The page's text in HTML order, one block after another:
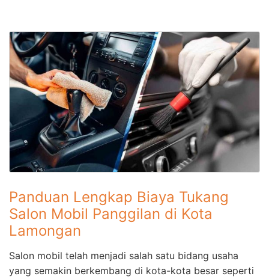
Panduan Lengkap Biaya Tukang
Salon Mobil Panggilan di Kota
Lamongan
Salon mobil telah menjadi salah satu bidang usaha
yang semakin berkembang di kota-kota besar seperti